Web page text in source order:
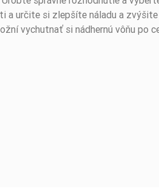
určite si zlepšíte náladu a zvýšite
vychutnať si nádhernú vôňu po